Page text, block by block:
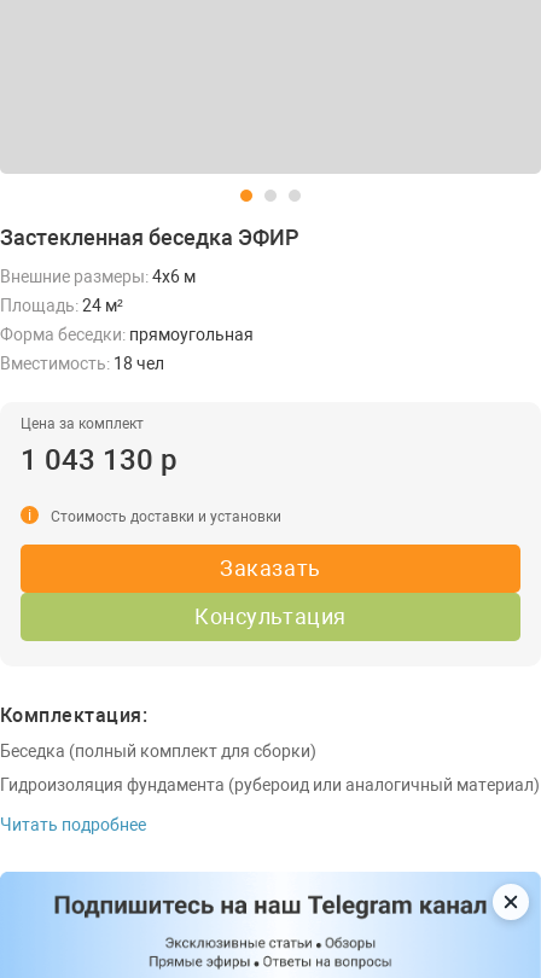
Застекленная беседка ЭФИР
Внешние размеры:4х6 м
Площадь:24 м²
Форма беседки: прямоугольная
Вместимость: 18 чел
Цена за комплект
1 043 130 р
Заказать
Консультация
i Стоимость доставки и установки
Комплектация:
Беседка (полный комплект для сборки)
Гидроизоляция фундамента (рубероид или аналогичный материал)
Читать подробнее